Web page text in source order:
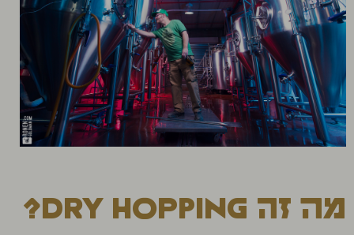
מה זה Dry Hopping?